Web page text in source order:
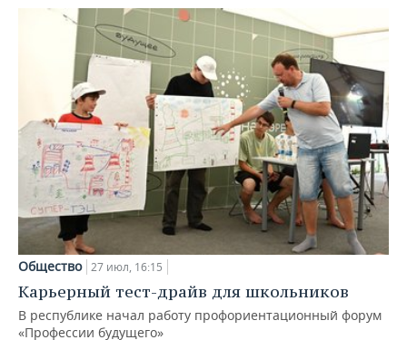
Общество 27 июл, 16:15
Карьерный тест-драйв для школьников
В республике начал работу профориентационный форум
«Профессии будущего»